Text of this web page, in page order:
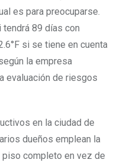
es para preocuparse.
tendrá 89 días con
si se tiene en cuenta
la empresa
evaluación de riesgos
en la ciudad de
dueños emplean la
completo en vez de